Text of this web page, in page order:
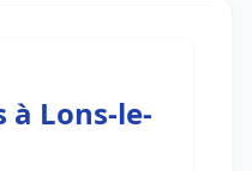
à Lons-le-